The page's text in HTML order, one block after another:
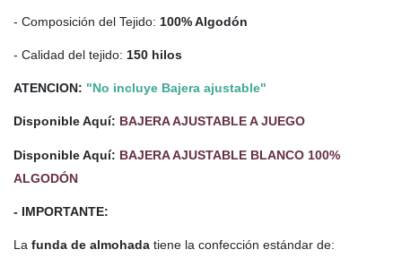
- Composición del Tejido: 100% Algodón
- Calidad del tejido: 150 hilos
ATENCION: "No incluye Bajera ajustable"
Disponible Aquí: BAJERA AJUSTABLE A JUEGO
Disponible Aquí: BAJERA AJUSTABLE BLANCO 100%
ALGODÓN
- IMPORTANTE:
La funda de almohada tiene la confección estándar de: